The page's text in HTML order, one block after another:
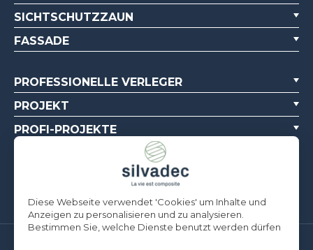
SICHTSCHUTZZAUN
FASSADE
PROFESSIONELLE VERLEGER
PROJEKT
PROFI-PROJEKTE
DOKUMENTATIONSQUELLEN
Diese Webseite verwendet 'Cookies' um Inhalte und
Anzeigen zu personalisieren und zu analysieren.
Bestimmen Sie, welche Dienste benutzt werden dürfen